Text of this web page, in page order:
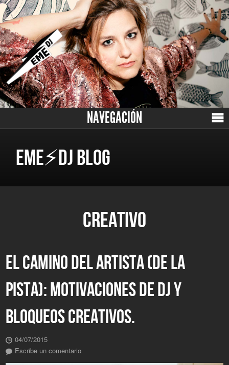
NAVEGACIÓN
EME⚡DJ BLOG
CREATIVO
EL CAMINO DEL ARTISTA (DE LA
PISTA): MOTIVACIONES DE DJ Y
BLOQUEOS CREATIVOS.
04/07/2015
Escribe un comentario